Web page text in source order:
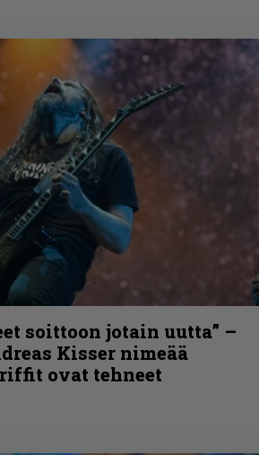
soittoon jotain uutta” –
Kisser nimeää
ovat tehneet